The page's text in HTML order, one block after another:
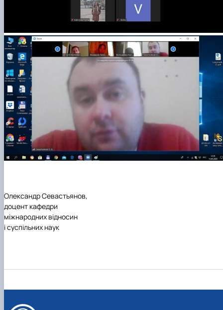
Олександр Севастьянов,
доцент кафедри
міжнародних відносин
і суспільних наук